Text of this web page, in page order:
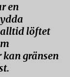
en
alltid löftet
gränsen